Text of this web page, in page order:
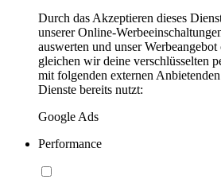
Durch das Akzeptieren dieses
unserer Online-
auswerten und unser
gleichen wir deine verschlüsselten
mit folgenden externen
Dienste bereits nutzt:
Google Ads
Performance